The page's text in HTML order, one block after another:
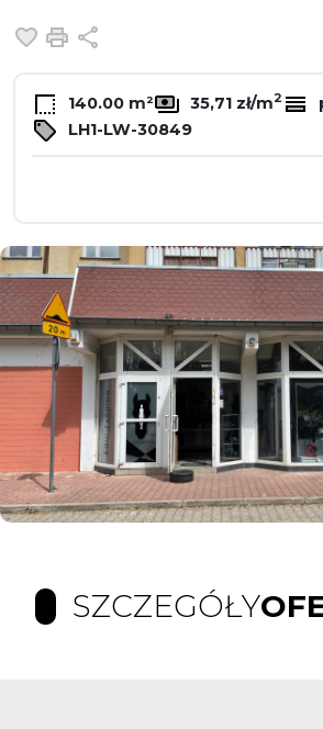
Dodaj do ulubionych
Drukuj
140.00 m² 35,71 zł/m2
LH1-LW-30849
SZCZEGÓŁY